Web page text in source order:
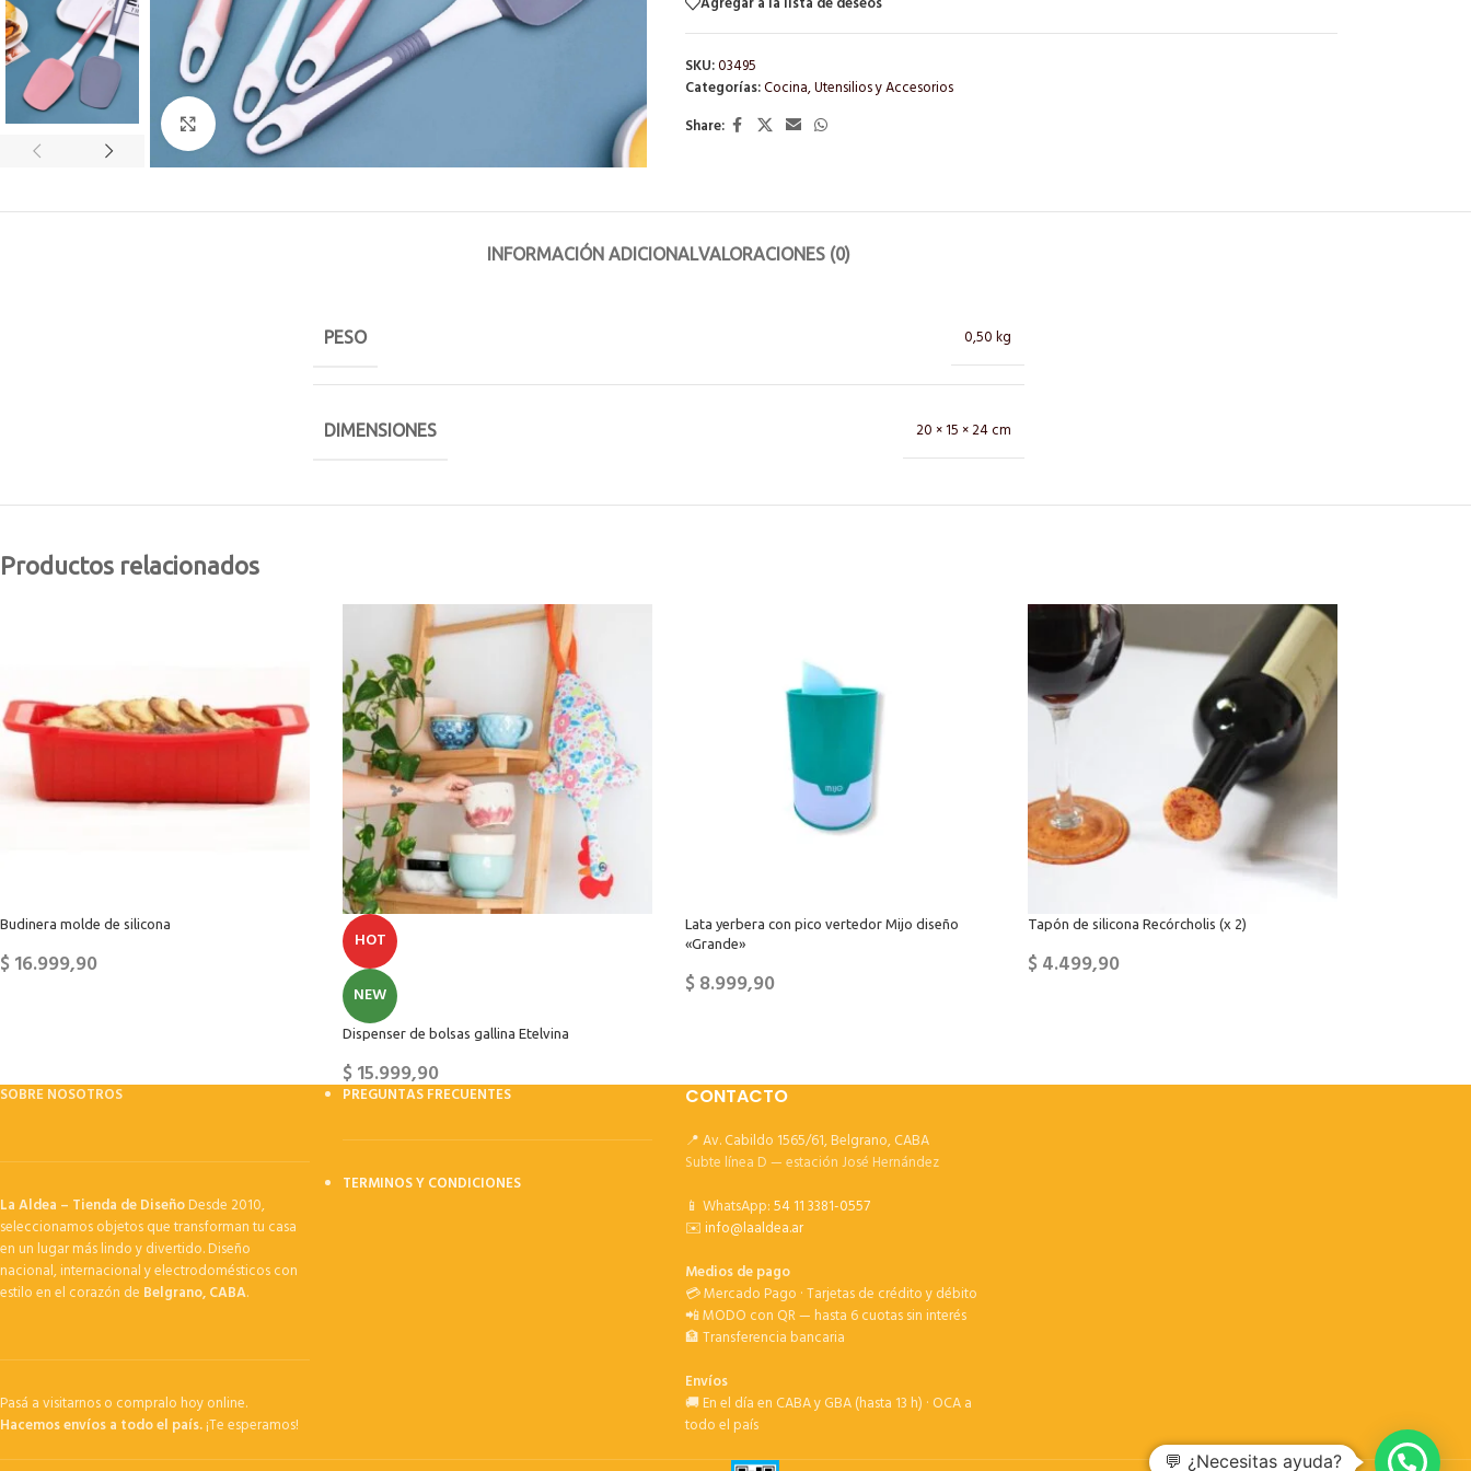
Click to enlarge
SKU:03495
Categorías:Cocina,Utensilios y Accesorios
Share:
INFORMACIÓN ADICIONALVALORACIONES (0)
PESO 0,50 kg
DIMENSIONES 20 × 15 × 24 cm
Productos relacionados
Budinera molde de silicona
$16.999,90
HOT
NEW
Dispenser de bolsas gallina Etelvina
$15.999,90
Lata yerbera con pico vertedor Mijo diseño
«Grande»
$8.999,90
Tapón de silicona Recórcholis (x 2)
$4.499,90
SOBRE NOSOTROS
La Aldea – Tienda de DiseñoDesde 2010,
seleccionamos objetos que transforman tu casa
en un lugar más lindo y divertido. Diseño
nacional, internacional y electrodomésticos con
estilo en el corazón de Belgrano, CABA.
Pasá a visitarnos o compralo hoy online.
Hacemos envíos a todo el país.¡Te esperamos!
PREGUNTAS FRECUENTES
TERMINOS Y CONDICIONES
CONTACTO
📍 Av. Cabildo 1565/61, Belgrano, CABA
Subte línea D — estación José Hernández
📱 WhatsApp:54 11 3381-0557
✉️info@laaldea.ar
Medios de pago
💳 Mercado Pago · Tarjetas de crédito y débito
📲 MODO con QR — hasta 6 cuotas sin interés
🏦 Transferencia bancaria
Envíos
🚚 En el día en CABA y GBA (hasta 13 h) · OCA a
todo el país
💬 ¿Necesitas ayuda?